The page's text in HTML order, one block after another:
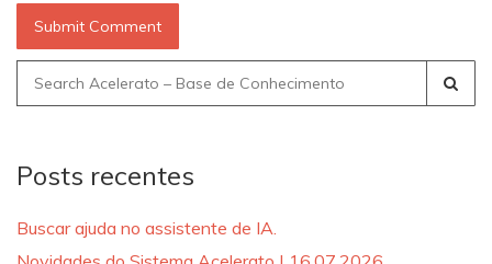
Search
for:
Posts recentes
Buscar ajuda no assistente de IA.